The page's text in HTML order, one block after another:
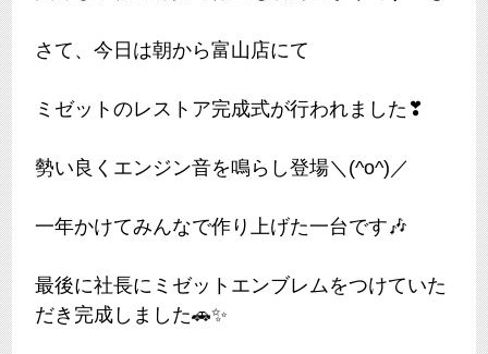
さて、今日は朝から富山店にて
ミゼットのレストア完成式が行われました❣
勢い良くエンジン音を鳴らし登場＼(^o^)／
一年かけてみんなで作り上げた一台です🎶
最後に社長にミゼットエンブレムをつけていた
だき完成しました🚗✨